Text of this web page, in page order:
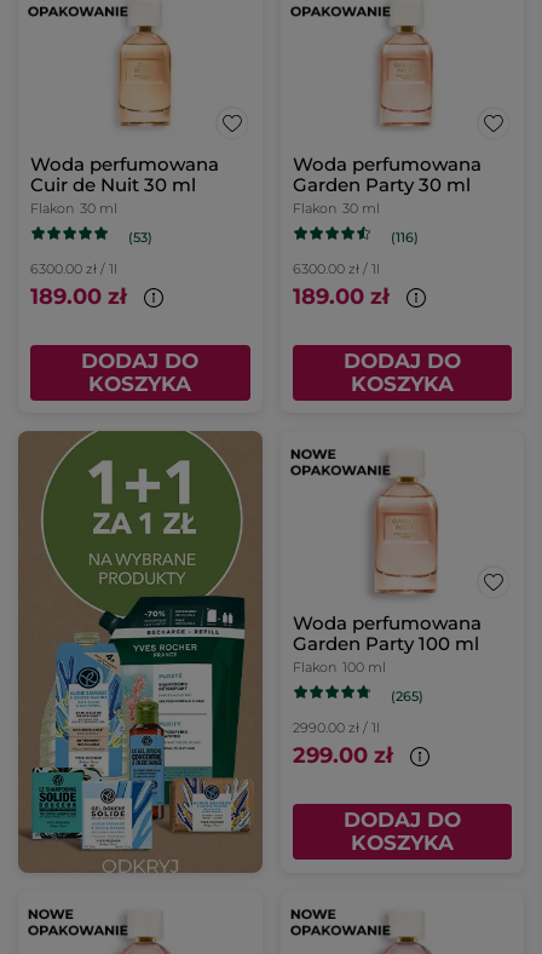
Woda perfumowana
Cuir de Nuit 30 ml
Flakon 30 ml
(53)
6300.00 zł / 1l
189.00 zł
DODAJ DO
KOSZYKA
Woda perfumowana
Garden Party 30 ml
Flakon 30 ml
(116)
6300.00 zł / 1l
189.00 zł
DODAJ DO
KOSZYKA
Woda perfumowana
Garden Party 100 ml
Flakon 100 ml
(265)
2990.00 zł / 1l
299.00 zł
DODAJ DO
KOSZYKA